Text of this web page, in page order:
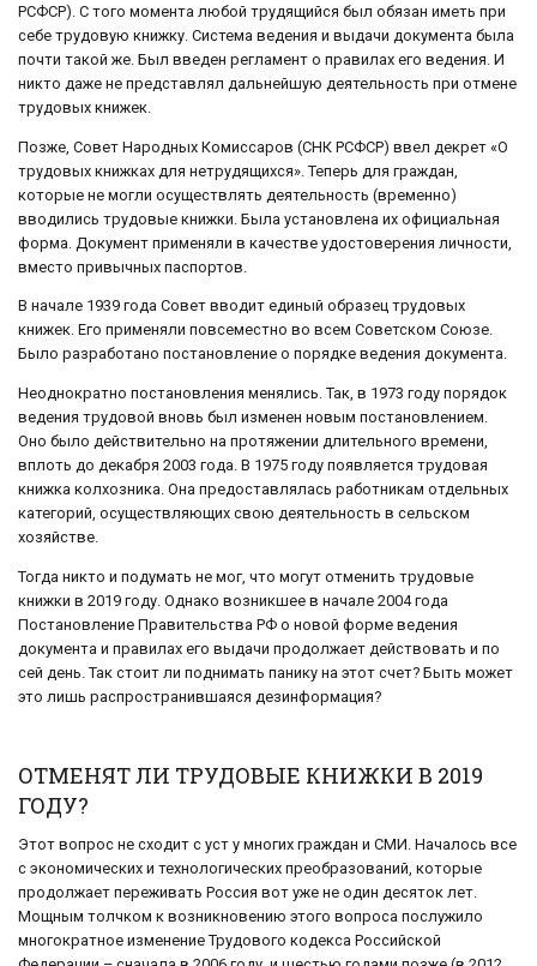
РСФСР). С того момента любой трудящийся был обязан иметь при
себе трудовую книжку. Система ведения и выдачи документа была
почти такой же. Был введен регламент о правилах его ведения. И
никто даже не представлял дальнейшую деятельность при отмене
трудовых книжек.
Позже, Совет Народных Комиссаров (СНК РСФСР) ввел декрет «О
трудовых книжках для нетрудящихся». Теперь для граждан,
которые не могли осуществлять деятельность (временно)
вводились трудовые книжки. Была установлена их официальная
форма. Документ применяли в качестве удостоверения личности,
вместо привычных паспортов.
В начале 1939 года Совет вводит единый образец трудовых
книжек. Его применяли повсеместно во всем Советском Союзе.
Было разработано постановление о порядке ведения документа.
Неоднократно постановления менялись. Так, в 1973 году порядок
ведения трудовой вновь был изменен новым постановлением.
Оно было действительно на протяжении длительного времени,
вплоть до декабря 2003 года. В 1975 году появляется трудовая
книжка колхозника. Она предоставлялась работникам отдельных
категорий, осуществляющих свою деятельность в сельском
хозяйстве.
Тогда никто и подумать не мог, что могут отменить трудовые
книжки в 2019 году. Однако возникшее в начале 2004 года
Постановление Правительства РФ о новой форме ведения
документа и правилах его выдачи продолжает действовать и по
сей день. Так стоит ли поднимать панику на этот счет? Быть может
это лишь распространившаяся дезинформация?
ОТМЕНЯТ ЛИ ТРУДОВЫЕ КНИЖКИ В 2019
ГОДУ?
Этот вопрос не сходит с уст у многих граждан и СМИ. Началось все
с экономических и технологических преобразований, которые
продолжает переживать Россия вот уже не один десяток лет.
Мощным толчком к возникновению этого вопроса послужило
многократное изменение Трудового кодекса Российской